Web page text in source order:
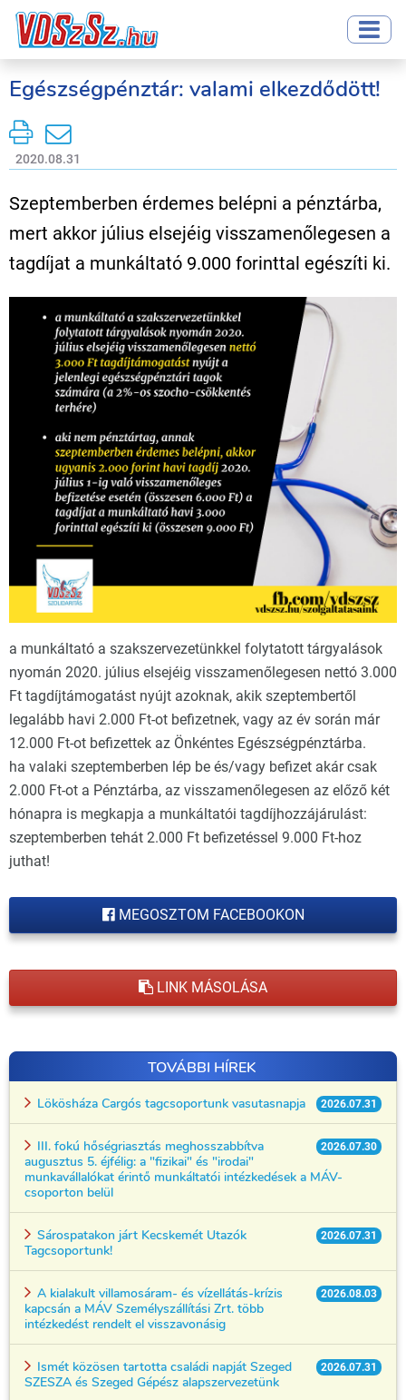
Egészségpénztár: valami elkezdődött!
2020.08.31
Szeptemberben érdemes belépni a pénztárba,
mert akkor július elsejéig visszamenőlegesen a
tagdíjat a munkáltató 9.000 forinttal egészíti ki.
a munkáltató a szakszervezetünkkel folytatott tárgyalások
nyomán 2020. július elsejéig visszamenőlegesen nettó 3.000
Ft tagdíjtámogatást nyújt azoknak, akik szeptembertől
legalább havi 2.000 Ft-ot befizetnek, vagy az év során már
12.000 Ft-ot befizettek az Önkéntes Egészségpénztárba.
ha valaki szeptemberben lép be és/vagy befizet akár csak
2.000 Ft-ot a Pénztárba, az visszamenőlegesen az előző két
hónapra is megkapja a munkáltatói tagdíjhozzájárulást:
szeptemberben tehát 2.000 Ft befizetéssel 9.000 Ft-hoz
juthat!
MEGOSZTOM FACEBOOKON
LINK MÁSOLÁSA
TOVÁBBI HÍREK
2026.07.31
Lökösháza Cargós tagcsoportunk vasutasnapja
2026.07.30
III. fokú hőségriasztás meghosszabbítva
augusztus 5. éjfélig: a "fizikai" és "irodai"
munkavállalókat érintő munkáltatói intézkedések a MÁV-
csoporton belül
2026.07.31
Sárospatakon járt Kecskemét Utazók
Tagcsoportunk!
2026.08.03
A kialakult villamosáram- és vízellátás-krízis
kapcsán a MÁV Személyszállítási Zrt. több
intézkedést rendelt el visszavonásig
2026.07.31
Ismét közösen tartotta családi napját Szeged
SZESZA és Szeged Gépész alapszervezetünk